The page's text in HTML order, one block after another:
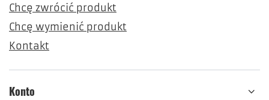
Chcę zwrócić produkt
Chcę wymienić produkt
Kontakt
Konto